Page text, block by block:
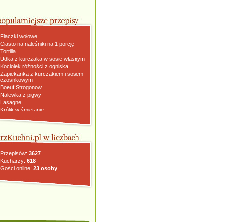
Flaczki wołowe
Ciasto na naleśniki na 1 porcję
Tortilla
Udka z kurczaka w sosie własnym
Kociołek różności z ogniska
Zapiekanka z kurczakiem i sosem
czosnkowym
Boeuf Strogonow
Nalewka z pigwy
Lasagne
Królik w śmietanie
Przepisów: 3627
Kucharzy: 618
Gości online: 23 osoby